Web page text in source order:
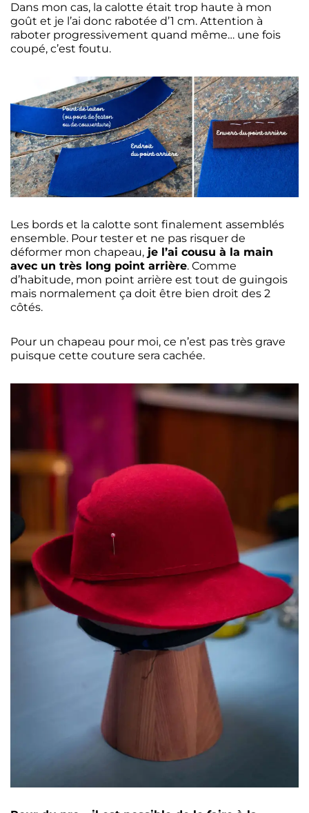
Dans mon cas, la calotte était trop haute à mon
goût et je l’ai donc rabotée d’1 cm. Attention à
raboter progressivement quand même… une fois
coupé, c’est foutu.
Les bords et la calotte sont finalement assemblés
ensemble. Pour tester et ne pas risquer de
déformer mon chapeau, je l’ai cousu à la main
avec un très long point arrière. Comme
d’habitude, mon point arrière est tout de guingois
mais normalement ça doit être bien droit des 2
côtés.
Pour un chapeau pour moi, ce n’est pas très grave
puisque cette couture sera cachée.